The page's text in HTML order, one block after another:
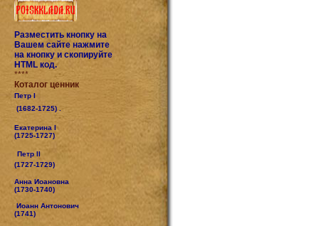
Разместить кнопку на
Вашем сайте нажмите
на кнопку и скопируйте
HTML код.
****
Коталог ценник
Петр I
(1682-1725) .
Екатерина I
(1725-1727)
Петр II
(1727-1729)
Анна Иоановна
(1730-1740)
Иоанн Антонович
(1741)